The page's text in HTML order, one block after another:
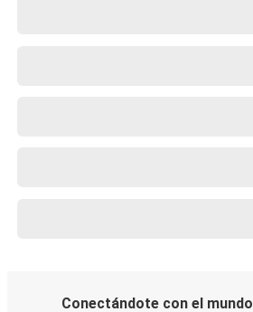
Conectándote con el mundo